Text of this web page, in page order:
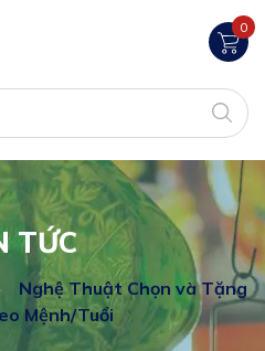
0
TỨC
Nghệ Thuật Chọn và Tặng
Mệnh/Tuổi